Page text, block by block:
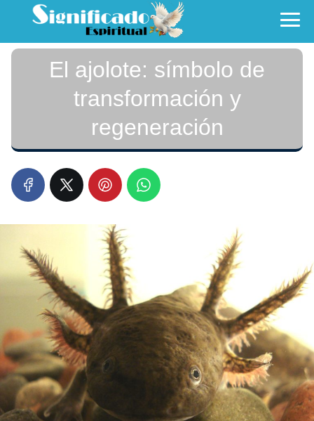
El ajolote: símbolo de
transformación y
regeneración